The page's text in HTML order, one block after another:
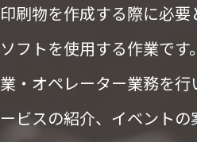
印刷物を作成する際に必
ソフトを使用する作業で
業・オペレーター業務を
ービスの紹介、イベントの